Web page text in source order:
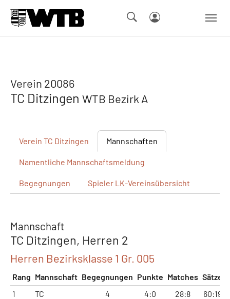
Verein 20086
TC Ditzingen WTB Bezirk A
Verein TC Ditzingen Mannschaften
Namentliche Mannschaftsmeldung
Begegnungen Spieler LK-Vereinsübersicht
Mannschaft
TC Ditzingen, Herren 2
Herren Bezirksklasse 1 Gr. 005
Rang Mannschaft Begegnungen Punkte Matches Sätze
1
TC
4 4:0 28:8 60:19